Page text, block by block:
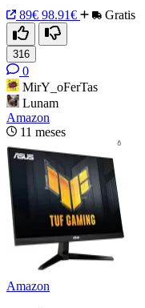
89€ 98.91€ Gratis
316
0
MirY_oFerTas
Lunam
Amazon
11 meses
Amazon